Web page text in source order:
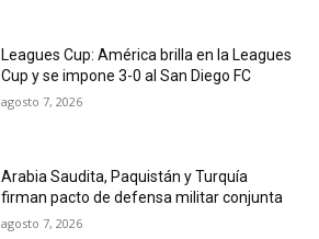
Leagues Cup: América brilla en la Leagues
Cup y se impone 3-0 al San Diego FC
agosto 7, 2026
Arabia Saudita, Paquistán y Turquía
firman pacto de defensa militar conjunta
agosto 7, 2026